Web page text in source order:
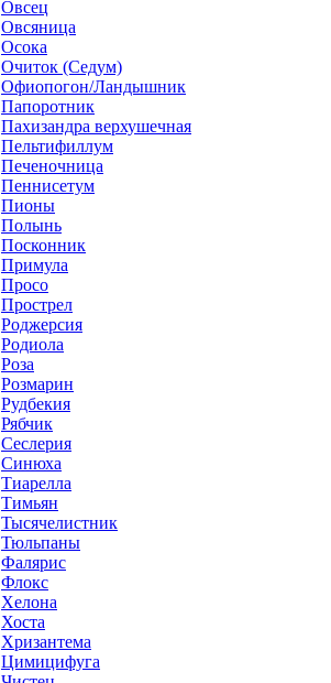
Овсец
Овсяница
Осока
Очиток (Седум)
Офиопогон/Ландышник
Папоротник
Пахизандра верхушечная
Пельтифиллум
Печеночница
Пеннисетум
Пионы
Полынь
Посконник
Примула
Просо
Прострел
Роджерсия
Родиола
Роза
Розмарин
Рудбекия
Рябчик
Сеслерия
Синюха
Тиарелла
Тимьян
Тысячелистник
Тюльпаны
Фалярис
Флокс
Хелона
Хоста
Хризантема
Цимицифуга